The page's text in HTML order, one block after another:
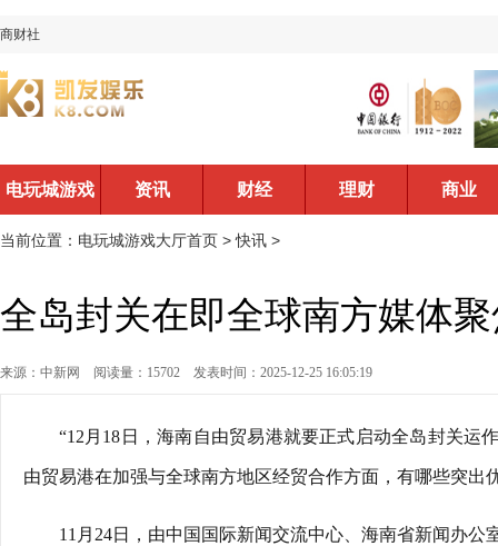
商财社
电玩城游戏
大厅首页
资讯 财经 理财 商业
当前位置： 电玩城游戏大厅首页 >快讯 >
全岛封关在即全球南方媒体
来源：中新网 阅读量：15702 发表时间：2025-12-25 16:05:19
“12月18日，海南自由贸易港就要正式启动全岛封关运
由贸易港在加强与全球南方地区经贸合作方面，有哪些突
11月24日，由中国国际新闻交流中心、海南省新闻办